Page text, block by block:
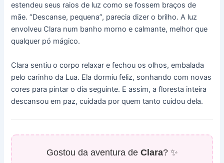
estendeu seus raios de luz como se fossem braços de
mãe. “Descanse, pequena”, parecia dizer o brilho. A luz
envolveu Clara num banho morno e calmante, melhor que
qualquer pó mágico.
Clara sentiu o corpo relaxar e fechou os olhos, embalada
pelo carinho da Lua. Ela dormiu feliz, sonhando com novas
cores para pintar o dia seguinte. E assim, a floresta inteira
descansou em paz, cuidada por quem tanto cuidou dela.
Gostou da aventura de Clara? ✨